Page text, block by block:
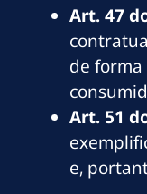
Art. 47
de forma
Art. 51
e,